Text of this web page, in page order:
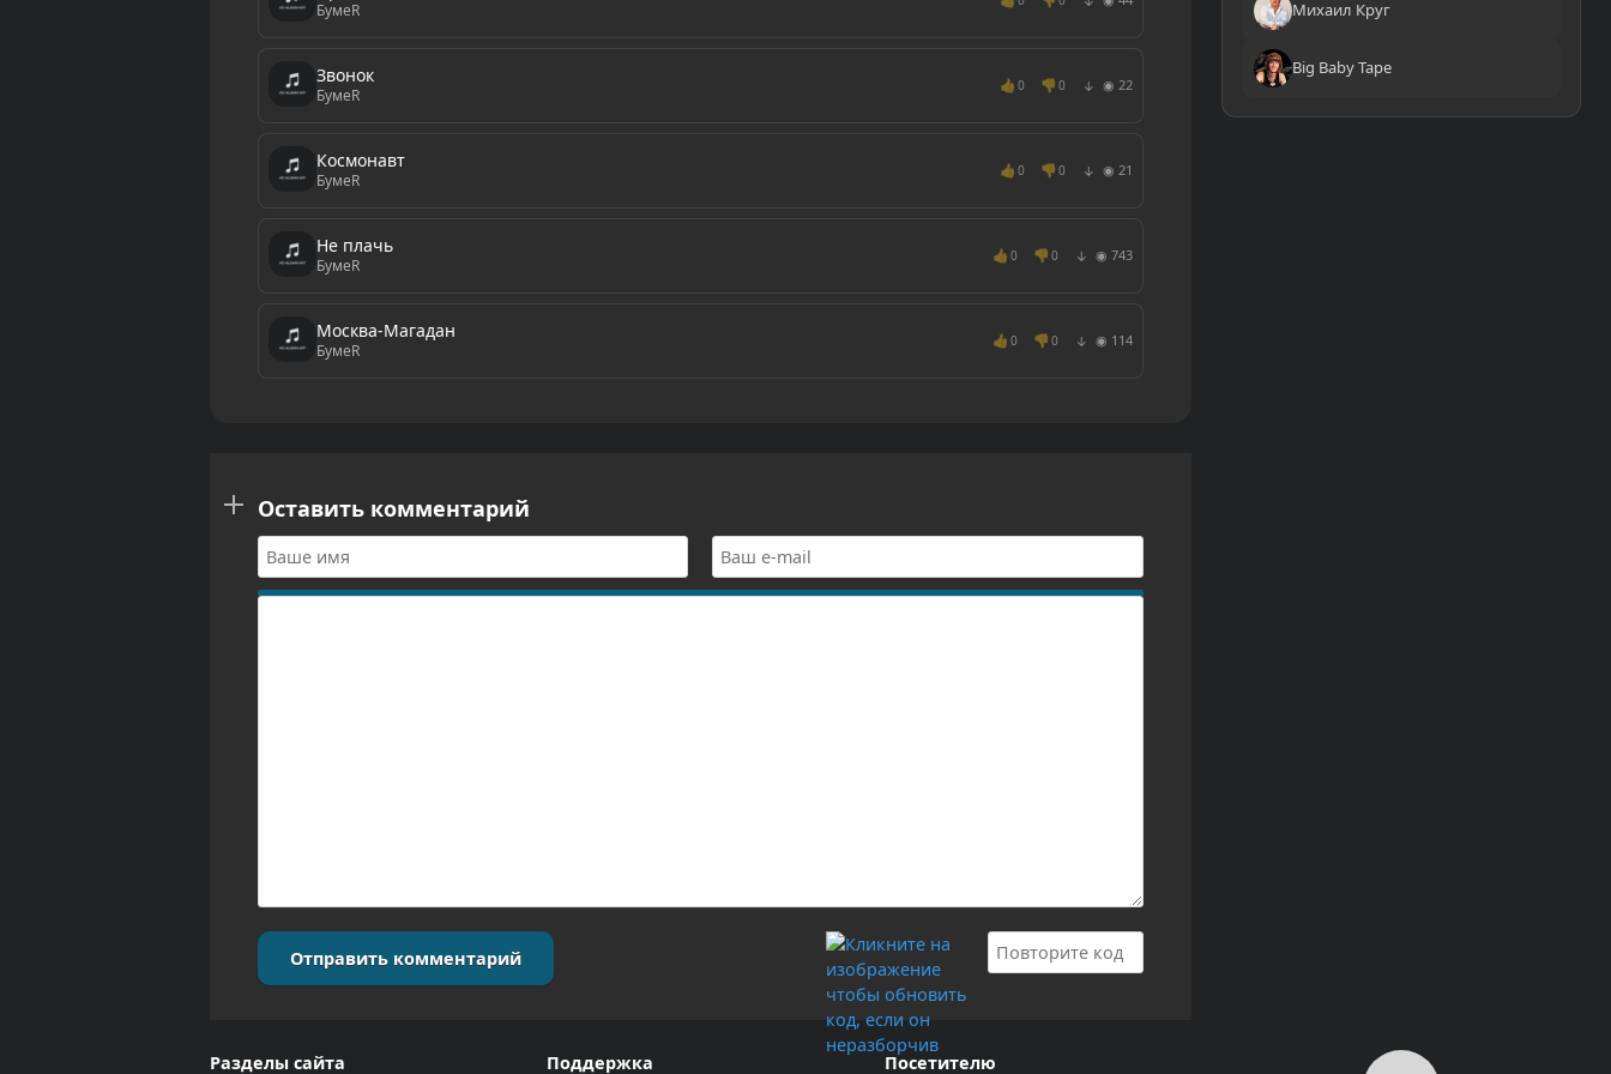
Михаил Круг
Big Baby Tape
БумеR
Звонок
БумеR
👍 0 👎 0 ↓ ◉ 22
Космонавт
БумеR
👍 0 👎 0 ↓ ◉ 21
Не плачь
БумеR
👍 0 👎 0 ↓ ◉ 743
Москва-Магадан
БумеR
👍 0 👎 0 ↓ ◉ 114
Оставить комментарий
Отправить комментарий
Разделы сайта Поддержка Посетителю